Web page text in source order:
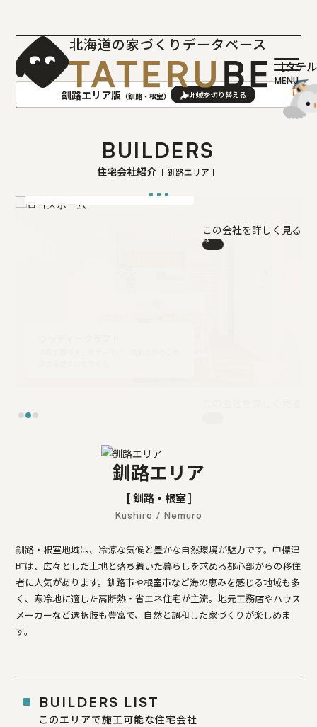
北海道の家づくりデータベース
［タテ
釧路エリア版 （釧路・根室）
札幌(石狩･空知･後志)版
旭川(上川･留萌･宗谷)版
帯広(十勝)版
BUILDERS
住宅会社紹介 ［ 釧路エリア ］
高品質・高性能な住まいを適正価格で多くの
この会社を詳しく見る
北海道セキスイハイム
気候条件に左右されない工場生産ならではの
釧路エリア
[ 釧路・根室 ]
Kushiro / Nemuro
釧路・根室地域は、冷涼な気候と豊かな自然環境が魅力です。中標津
町は、広々とした土地と落ち着いた暮らしを求める都心部からの移住
者に人気があります。釧路市や根室市など海の恵みを感じる地域も多
く、寒冷地に適した高断熱・省エネ住宅が主流。地元工務店やハウス
メーカーなど選択肢も豊富で、自然と調和した家づくりが楽しめま
す。
BUILDERS LIST
このエリアで施工可能な住宅会社